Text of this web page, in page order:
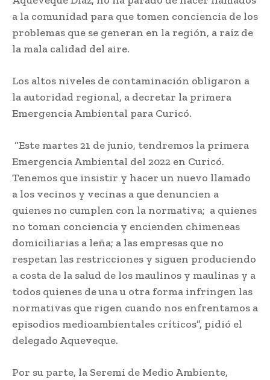
a la comunidad para que tomen conciencia de los
problemas que se generan en la región, a raíz de
la mala calidad del aire.
Los altos niveles de contaminación obligaron a
la autoridad regional, a decretar la primera
Emergencia Ambiental para Curicó.
“Este martes 21 de junio, tendremos la primera
Emergencia Ambiental del 2022 en Curicó.
Tenemos que insistir y hacer un nuevo llamado
a los vecinos y vecinas a que denuncien a
quienes no cumplen con la normativa; a quienes
no toman conciencia y encienden chimeneas
domiciliarias a leña; a las empresas que no
respetan las restricciones y siguen produciendo
a costa de la salud de los maulinos y maulinas y a
todos quienes de una u otra forma infringen las
normativas que rigen cuando nos enfrentamos a
episodios medioambientales críticos”, pidió el
delegado Aqueveque.
Por su parte, la Seremi de Medio Ambiente,